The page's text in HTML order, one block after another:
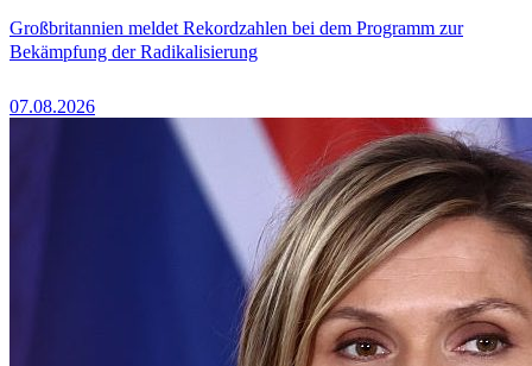
Großbritannien meldet Rekordzahlen bei dem Programm zur
Bekämpfung der Radikalisierung
07.08.2026